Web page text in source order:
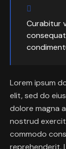
Curabitur
Lorem ipsum
elit, sed do
dolore magna
nostrud
commodo
reprehenderit.